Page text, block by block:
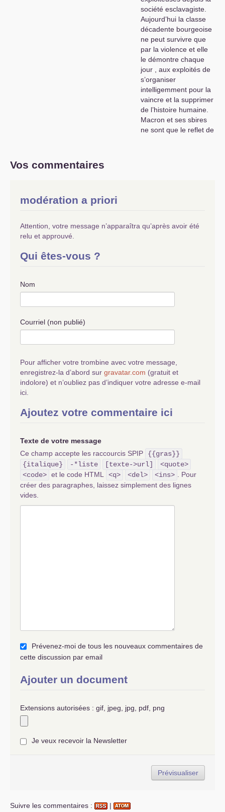
société esclavagiste.
Aujourd’hui la classe
décadente bourgeoise
ne peut survivre que
par la violence et elle
le démontre chaque
jour , aux exploités de
s’organiser
intelligemment pour la
vaincre et la supprimer
de l’histoire humaine.
Macron et ses sbires
ne sont que le reflet de
d’autres ont su le faire
...Timorés les français ,
Vos commentaires
modération a priori
Attention, votre message n’apparaîtra qu’après avoir été
relu et approuvé.
Qui êtes-vous ?
Nom
Courriel (non publié)
Pour afficher votre trombine avec votre message,
enregistrez-la d’abord sur gravatar.com (gratuit et
indolore) et n’oubliez pas d’indiquer votre adresse e-mail
ici.
Ajoutez votre commentaire ici
Texte de votre message
Ce champ accepte les raccourcis SPIP
{{gras}}
{italique}
-*liste [texte->url]
<quote>
<code> et le code HTML <q> <del> <ins>
. Pour
créer des paragraphes, laissez simplement des lignes
vides.
Prévenez-moi de tous les nouveaux commentaires de
cette discussion par email
Ajouter un document
Extensions autorisées : gif, jpeg, jpg, pdf, png
Je veux recevoir la Newsletter
Suivre les commentaires : |